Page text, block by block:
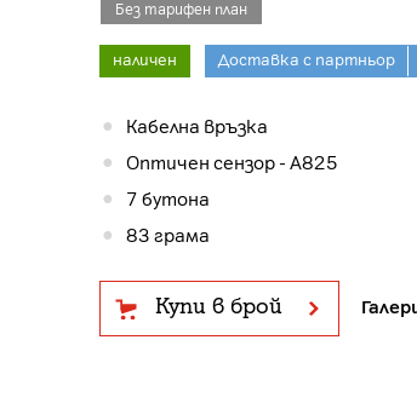
Без тарифен план
наличен Доставка с партньор
Кабелна връзка
Оптичен сензор - A825
7 бутона
83 грама
Купи в брой